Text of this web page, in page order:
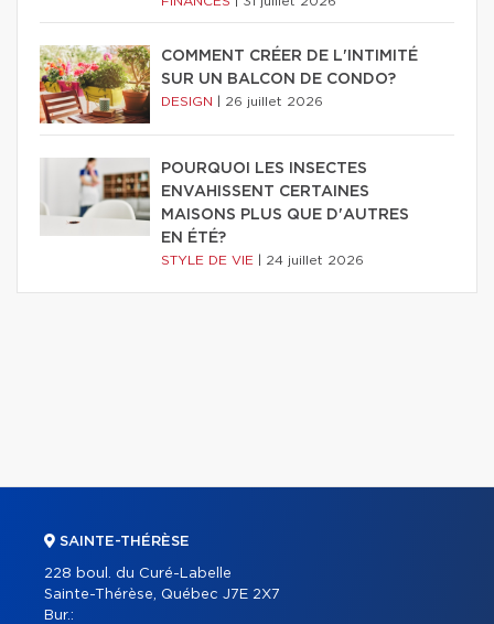
COMMENT CRÉER DE L'INTIMITÉ
SUR UN BALCON DE CONDO?
DESIGN 26 juillet 2026
POURQUOI LES INSECTES
ENVAHISSENT CERTAINES
MAISONS PLUS QUE D'AUTRES
EN ÉTÉ?
STYLE DE VIE 24 juillet 2026
SAINTE-THÉRÈSE
228 boul. du Curé-Labelle
Sainte-Thérèse, Québec J7E 2X7
Bur.: